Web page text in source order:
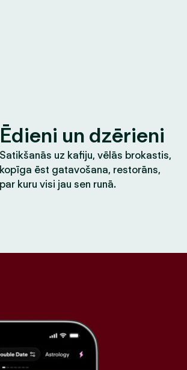
Ēdieni un dzērieni
Satikšanās uz kafiju, vēlās brokastis,
kopīga ēst gatavošana, restorāns,
par kuru visi jau sen runā.